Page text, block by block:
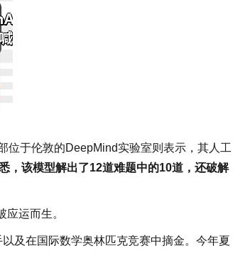
位于伦敦的DeepMind实验室则表示，其人工
，该模型解出了12道难题中的10道，还破解
运而生。
及在国际数学奥林匹克竞赛中摘金。今年夏